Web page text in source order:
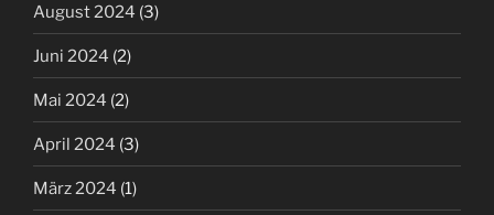
August 2024 (3)
Juni 2024 (2)
Mai 2024 (2)
April 2024 (3)
März 2024 (1)